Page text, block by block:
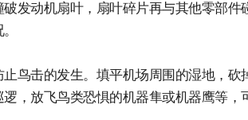
发动机扇叶，扇叶碎片再与其他零部件
鸟击的发生。填平机场周围的湿地，
，放飞鸟类恐惧的机器隼或机器鹰等，